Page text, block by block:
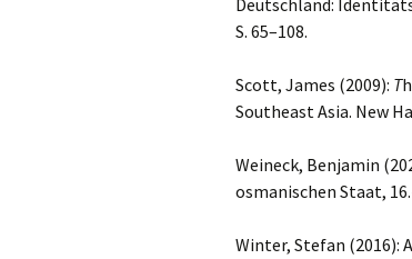
Deutschland:
S. 65–108.
Scott, James (2009): T
Southeast Asia. New
Weineck, Benjamin
osmanischen Staat,
Winter, Stefan (2016):